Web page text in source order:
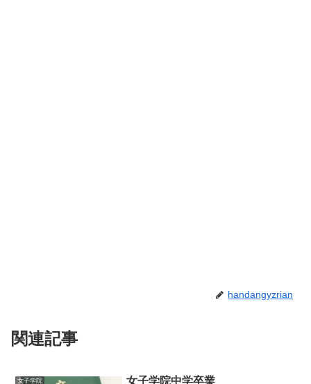
handangyzrian
関連記事
女子学院 女子学院中学卒業